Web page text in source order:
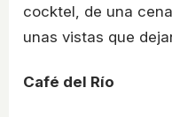
cocktel, de una
unas vistas que
Café del Río